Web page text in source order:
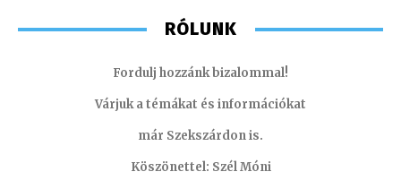
RÓLUNK
Fordulj hozzánk bizalommal!
Várjuk a témákat és információkat
már Szekszárdon is.
Köszönettel: Szél Móni